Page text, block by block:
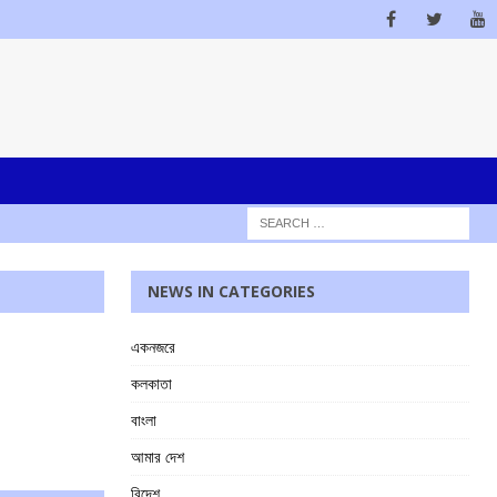
NEWS IN CATEGORIES
একনজরে
কলকাতা
বাংলা
আমার দেশ